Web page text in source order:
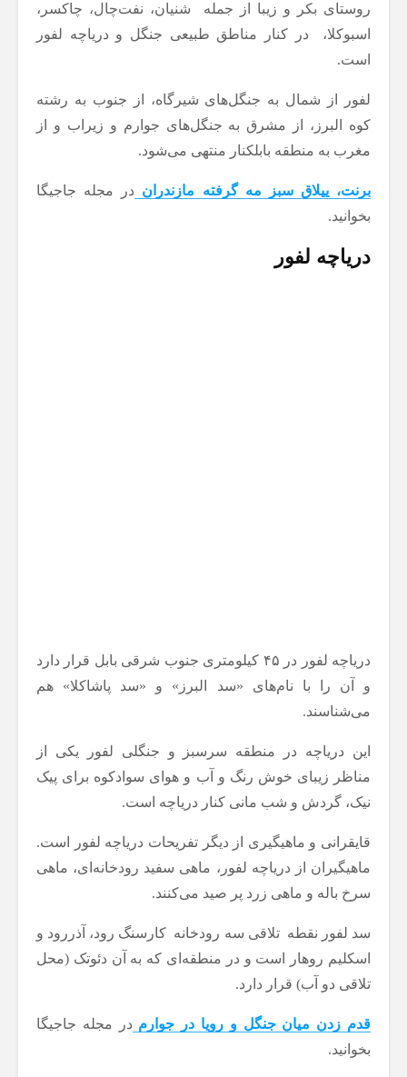
روستای بکر و زیبا از جمله شنیان، نفت‌چال، چاکسر،
اسبوکلا، در کنار مناطق طبیعی جنگل و دریاچه لفور
است.
لفور از شمال به جنگل‌های شیرگاه، از جنوب به رشته
کوه‌ البرز، از مشرق به جنگل‌های جوارم و زیراب و از
مغرب به منطقه‌ بابلکنار منتهی می‌شود.
برنت، ییلاق سبز مه گرفته مازندران در مجله جاجیگا
بخوانید.
دریاچه لفور
دریاچه لفور در ۴۵ کیلومتری جنوب شرقی بابل قرار دارد
و آن را با نام‌های «سد البرز» و «سد پاشاکلا» هم
می‌شناسند.
این دریاچه در منطقه سرسبز و جنگلی لفور یکی از
مناظر زیبای خوش رنگ و آب و هوای سوادکوه برای پیک
نیک، گردش و شب مانی کنار دریاچه است.
قایقرانی و ماهیگیری از دیگر تفریحات دریاچه لفور است.
ماهیگیران از دریاچه لفور، ماهی سفید رودخانه‌ای، ماهی
سرخ باله و ماهی زرد پر صید می‌کنند.
سد لفور نقطه تلاقی سه رودخانه ‌ کارسنگ رود، آذررود و
اسکلیم روهار است و در منطقه‌ای که به آن دئوتک (محل
تلاقی دو آب) قرار دارد.
قدم زدن میان جنگل و رویا در جوارم در مجله جاجیگا
بخوانید.